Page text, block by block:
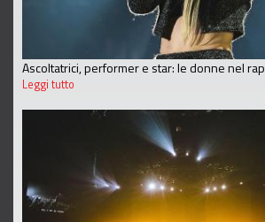
Ascoltatrici, performer e star: le donne nel rap
Leggi tutto